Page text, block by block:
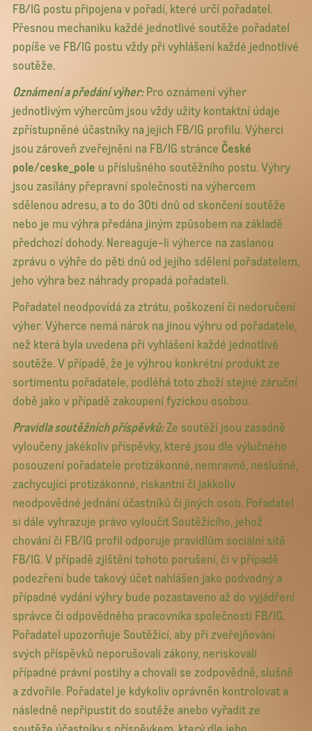
FB/IG postu připojena v pořadí, které určí pořadatel.
Přesnou mechaniku každé jednotlivé soutěže pořadatel
popíše ve FB/IG postu vždy při vyhlášení každé jednotlivé
soutěže.
Oznámení a předání výher:Pro oznámení výher
jednotlivým výhercům jsou vždy užity kontaktní údaje
zpřístupněné účastníky na jejich FB/IG profilu. Výherci
jsou zároveň zveřejněni na FB/IG stránce České
pole/ceske_pole u příslušného soutěžního postu. Výhry
jsou zasílány přepravní společností na výhercem
sdělenou adresu, a to do 30ti dnů od skončení soutěže
nebo je mu výhra předána jiným způsobem na základě
předchozí dohody. Nereaguje-li výherce na zaslanou
zprávu o výhře do pěti dnů od jejího sdělení pořadatelem,
jeho výhra bez náhrady propadá pořadateli.
Pořadatel neodpovídá za ztrátu, poškození či nedoručení
výher. Výherce nemá nárok na jinou výhru od pořadatele,
než která byla uvedena při vyhlášení každé jednotlivé
soutěže. V případě, že je výhrou konkrétní produkt ze
sortimentu pořadatele, podléhá toto zboží stejné záruční
době jako v případě zakoupení fyzickou osobou.
Pravidla soutěžních příspěvků:Ze soutěží jsou zásadně
vyloučeny jakékoliv příspěvky, které jsou dle výlučného
posouzení pořadatele protizákonné, nemravné, neslušné,
zachycující protizákonné, riskantní či jakkoliv
neodpovědné jednání účastníků či jiných osob. Pořadatel
si dále vyhrazuje právo vyloučit Soutěžícího, jehož
chování či FB/IG profil odporuje pravidlům sociální sítě
FB/IG. V případě zjištění tohoto porušení, či v případě
podezření bude takový účet nahlášen jako podvodný a
případné vydání výhry bude pozastaveno až do vyjádření
správce či odpovědného pracovníka společnosti FB/IG.
Pořadatel upozorňuje Soutěžící, aby při zveřejňování
svých příspěvků neporušovali zákony, neriskovali
případné právní postihy a chovali se zodpovědně, slušně
a zdvořile. Pořadatel je kdykoliv oprávněn kontrolovat a
následně nepřipustit do soutěže anebo vyřadit ze